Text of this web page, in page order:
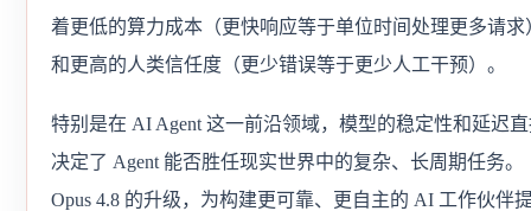
着更低的算力成本（更快响应等于单位时间处理更多请求
和更高的人类信任度（更少错误等于更少人工干预）。
特别是在 AI Agent 这一前沿领域，模型的稳定性和延迟
决定了 Agent 能否胜任现实世界中的复杂、长周期任务。
Opus 4.8 的升级，为构建更可靠、更自主的 AI 工作伙伴